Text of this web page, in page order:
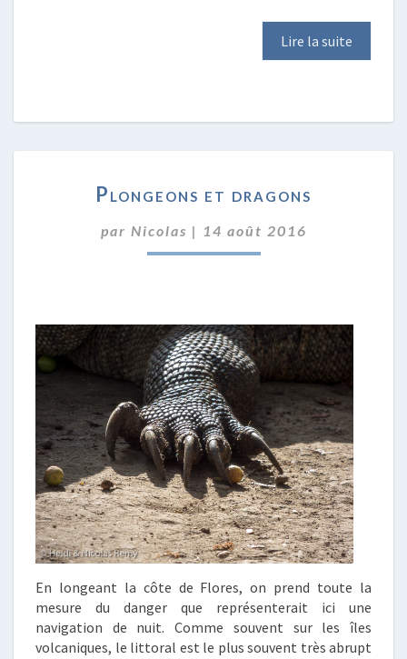
Lire la suite
ET
Plongeons et dragons
par Nicolas | 14 août 2016
En longeant la côte de Flores, on prend toute la
mesure du danger que représenterait ici une
navigation de nuit. Comme souvent sur les îles
volcaniques, le littoral est le plus souvent très abrupt